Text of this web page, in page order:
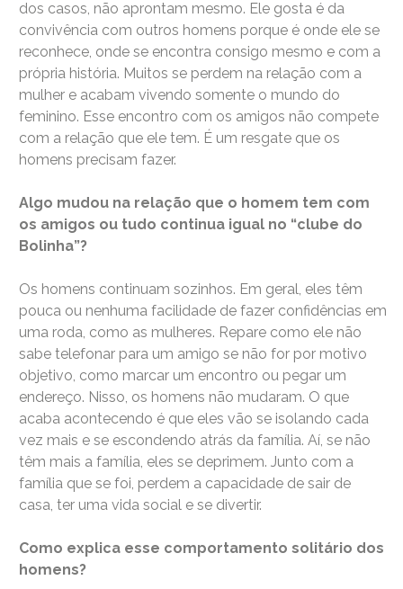
dos casos, não aprontam mesmo. Ele gosta é da
convivência com outros homens porque é onde ele se
reconhece, onde se encontra consigo mesmo e com a
própria história. Muitos se perdem na relação com a
mulher e acabam vivendo somente o mundo do
feminino. Esse encontro com os amigos não compete
com a relação que ele tem. É um resgate que os
homens precisam fazer.
Algo mudou na relação que o homem tem com
os amigos ou tudo continua igual no “clube do
Bolinha”?
Os homens continuam sozinhos. Em geral, eles têm
pouca ou nenhuma facilidade de fazer confidências em
uma roda, como as mulheres. Repare como ele não
sabe telefonar para um amigo se não for por motivo
objetivo, como marcar um encontro ou pegar um
endereço. Nisso, os homens não mudaram. O que
acaba acontecendo é que eles vão se isolando cada
vez mais e se escondendo atrás da família. Aí, se não
têm mais a família, eles se deprimem. Junto com a
família que se foi, perdem a capacidade de sair de
casa, ter uma vida social e se divertir.
Como explica esse comportamento solitário dos
homens?